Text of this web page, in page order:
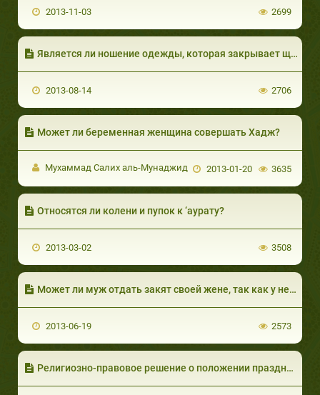
2013-11-03 2699
Является ли ношение одежды, которая закрывает щиколотки, запретным?
2013-08-14 2706
Может ли беременная женщина совершать Хадж?
Мухаммад Салих аль-Мунаджид 2013-01-20 3635
Относятся ли колени и пупок к ‘аурату?
2013-03-02 3508
Может ли муж отдать закят своей жене, так как у нее много долгов?
2013-06-19 2573
Религиозно-правовое решение о положении праздничной молитвы